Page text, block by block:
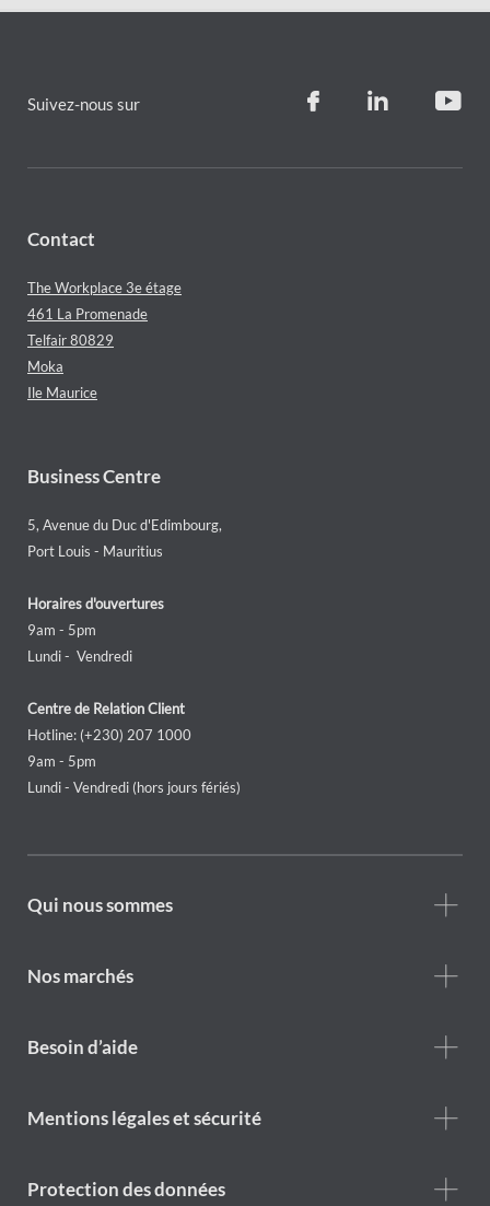
Suivez-nous sur
Contact
The Workplace 3e étage
461 La Promenade
Telfair 80829
Moka
Ile Maurice
Business Centre
5, Avenue du Duc d'Edimbourg,
Port Louis - Mauritius
Horaires d'ouvertures
9am - 5pm
Lundi - Vendredi
Centre de Relation Client
Hotline: (+230) 207 1000
9am - 5pm
Lundi - Vendredi (hors jours fériés)
Footer
are
Qui nous sommes
Nos marchés
Footer
Besoin d’aide
Footer
Mentions légales et sécurité
Protection des données